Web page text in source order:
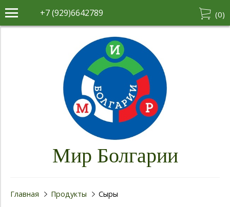
+7 (929)6642789 (0)
Мир Болгарии
Главная Продукты Сыры